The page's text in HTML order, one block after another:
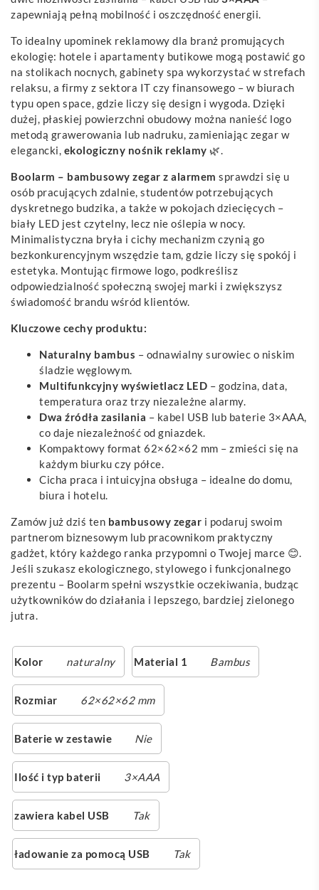
zapewniają pełną mobilność i oszczędność energii.
To idealny upominek reklamowy dla branż promujących
ekologię: hotele i apartamenty butikowe mogą postawić go
na stolikach nocnych, gabinety spa wykorzystać w strefach
relaksu, a firmy z sektora IT czy finansowego – w biurach
typu open space, gdzie liczy się design i wygoda. Dzięki
dużej, płaskiej powierzchni obudowy można nanieść logo
metodą grawerowania lub nadruku, zamieniając zegar w
elegancki, ekologiczny nośnik reklamy 🌿.
Boolarm – bambusowy zegar z alarmem sprawdzi się u
osób pracujących zdalnie, studentów potrzebujących
dyskretnego budzika, a także w pokojach dziecięcych –
biały LED jest czytelny, lecz nie oślepia w nocy.
Minimalistyczna bryła i cichy mechanizm czynią go
bezkonkurencyjnym wszędzie tam, gdzie liczy się spokój i
estetyka. Montując firmowe logo, podkreślisz
odpowiedzialność społeczną swojej marki i zwiększysz
świadomość brandu wśród klientów.
Kluczowe cechy produktu:
Naturalny bambus – odnawialny surowiec o niskim
śladzie węglowym.
Multifunkcyjny wyświetlacz LED – godzina, data,
temperatura oraz trzy niezależne alarmy.
Dwa źródła zasilania – kabel USB lub baterie 3×AAA,
co daje niezależność od gniazdek.
Kompaktowy format 62×62×62 mm – zmieści się na
każdym biurku czy półce.
Cicha praca i intuicyjna obsługa – idealne do domu,
biura i hotelu.
Zamów już dziś ten bambusowy zegar i podaruj swoim
partnerom biznesowym lub pracownikom praktyczny
gadżet, który każdego ranka przypomni o Twojej marce 😊.
Jeśli szukasz ekologicznego, stylowego i funkcjonalnego
prezentu – Boolarm spełni wszystkie oczekiwania, budząc
użytkowników do działania i lepszego, bardziej zielonego
jutra.
Kolor naturalny Material 1 Bambus
Rozmiar 62×62×62 mm
Baterie w zestawie Nie
Ilość i typ baterii 3×AAA
zawiera kabel USB Tak
ładowanie za pomocą USB Tak